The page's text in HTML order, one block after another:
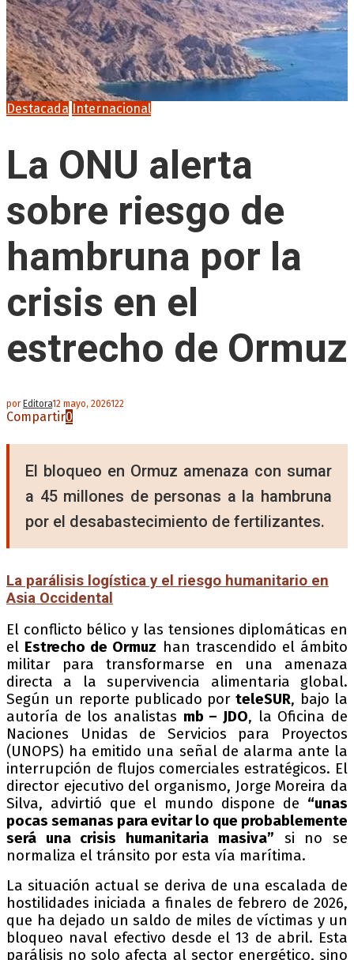
Destacada Internacional
La ONU alerta
sobre riesgo de
hambruna por la
crisis en el
estrecho de Ormuz
porEditora12 mayo, 2026122
Compartir0
El bloqueo en Ormuz amenaza con sumar
a 45 millones de personas a la hambruna
por el desabastecimiento de fertilizantes.
La parálisis logística y el riesgo humanitario en
Asia Occidental
El conflicto bélico y las tensiones diplomáticas en
el Estrecho de Ormuz han trascendido el ámbito
militar para transformarse en una amenaza
directa a la supervivencia alimentaria global.
Según un reporte publicado porteleSUR, bajo la
autoría de los analistas mb – JDO, la Oficina de
Naciones Unidas de Servicios para Proyectos
(UNOPS) ha emitido una señal de alarma ante la
interrupción de flujos comerciales estratégicos. El
director ejecutivo del organismo, Jorge Moreira da
Silva, advirtió que el mundo dispone de “unas
pocas semanas para evitar lo que probablemente
será una crisis humanitaria masiva” si no se
normaliza el tránsito por esta vía marítima.
La situación actual se deriva de una escalada de
hostilidades iniciada a finales de febrero de 2026,
que ha dejado un saldo de miles de víctimas y un
bloqueo naval efectivo desde el 13 de abril. Esta
parálisis no solo afecta al sector energético, sino